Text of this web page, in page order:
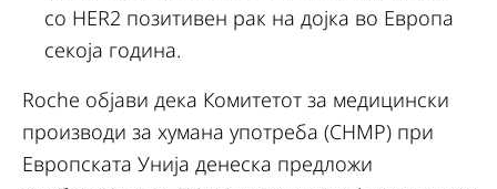
со HER2 позитивен рак на дојка во Европа
секоја година.
Roche објави дека Комитетот за медицински
производи за хумана употреба (CHMP) при
Европската Унија денеска предложи